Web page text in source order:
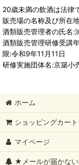
20歳未満の飲酒は法律
販売場の名称及び所在
酒類販売管理者の氏名:
酒類販売管理研修受講
限:令和9年11月11日
研修実施団体名:京築小
ホーム
ショッピングカート
マイページ
★メールが届かな